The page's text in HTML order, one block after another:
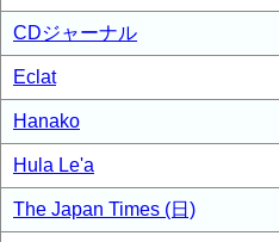
CDジャーナル
Eclat
Hanako
Hula Le'a
The Japan Times (日)